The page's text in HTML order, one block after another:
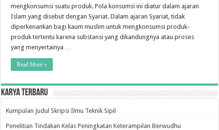
Produk
Makanan
mengkonsumsi suatu produk. Pola konsumsi ini diatur dalam ajaran
Islam yang disebut dengan Syariat. Dalam ajaran Syariat, tidak
diperkenankan bagi kaum muslim untuk mengkonsumsi produk-
produk tertentu karena substansi yang dikandungnya atau proses
yang menyertainya …
Read More »
Karya Terbaru
Kumpulan Judul Skripsi Ilmu Teknik Sipil
Penelitian Tindakan Kelas Peningkatan Keterampilan Berwudhu